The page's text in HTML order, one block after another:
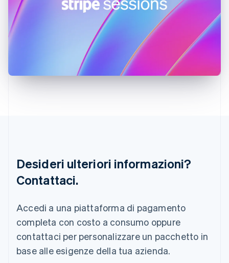
Desideri ulteriori informazioni?
Contattaci.
Accedi a una piattaforma di pagamento
completa con costo a consumo oppure
contattaci per personalizzare un pacchetto in
base alle esigenze della tua azienda.
Malaysia
English简体中文
Malta
Messico
Español
Norvegia
English
Nuova Zelanda